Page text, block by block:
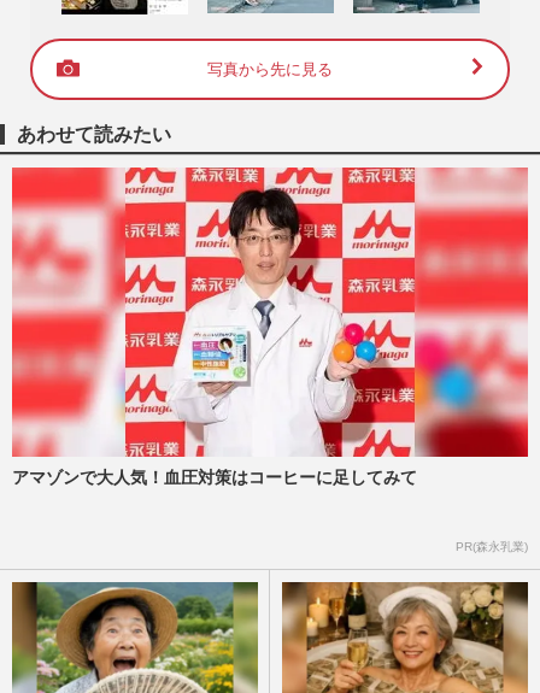
写真から先に見る
あわせて読みたい
アマゾンで大人気！血圧対策はコーヒーに足してみて
PR(森永乳業)